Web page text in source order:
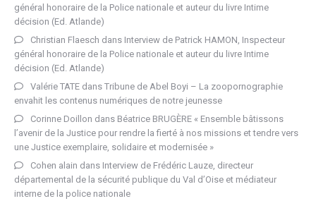
général honoraire de la Police nationale et auteur du livre Intime
décision (Ed. Atlande)
Christian Flaesch dans Interview de Patrick HAMON, Inspecteur
général honoraire de la Police nationale et auteur du livre Intime
décision (Ed. Atlande)
Valérie TATE dans Tribune de Abel Boyi – La zoopornographie
envahit les contenus numériques de notre jeunesse
Corinne Doillon dans Béatrice BRUGÈRE « Ensemble bâtissons
l’avenir de la Justice pour rendre la fierté à nos missions et tendre vers
une Justice exemplaire, solidaire et modernisée »
Cohen alain dans Interview de Frédéric Lauze, directeur
départemental de la sécurité publique du Val d’Oise et médiateur
interne de la police nationale